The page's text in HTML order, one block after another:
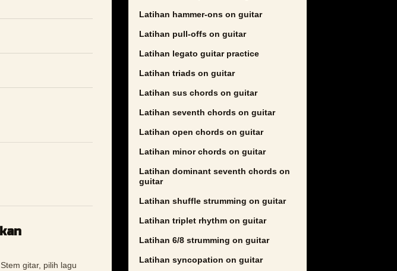
gitar, pilih lagu
Latihan hammer-ons on guitar
Latihan pull-offs on guitar
Latihan legato guitar practice
Latihan triads on guitar
Latihan sus chords on guitar
Latihan seventh chords on guitar
Latihan open chords on guitar
Latihan minor chords on guitar
Latihan dominant seventh chords on
guitar
Latihan shuffle strumming on guitar
Latihan triplet rhythm on guitar
Latihan 6/8 strumming on guitar
Latihan syncopation on guitar